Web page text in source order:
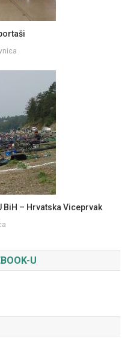
BiH – Hrvatska Viceprvak
U